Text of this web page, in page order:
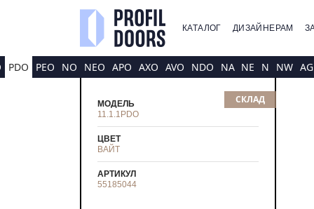
КАТАЛОГ ДИЗАЙНЕРАМ
PDO PEO NO NEO APO AXO AVO NDO NA NE N NW AG
СКЛАД
МОДЕЛЬ
11.1.1PDO
ЦВЕТ
ВАЙТ
АРТИКУЛ
55185044